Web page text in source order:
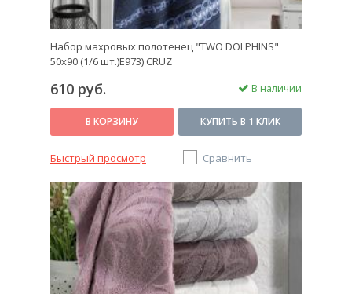
Набор махровых полотенец "TWO DOLPHINS"
50х90 (1/6 шт.)E973) CRUZ
610 руб. В наличии
В КОРЗИНУ КУПИТЬ В 1 КЛИК
Быстрый просмотр Сравнить